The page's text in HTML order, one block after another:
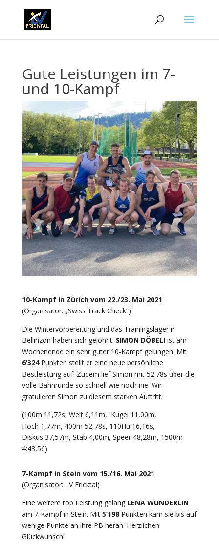
Gute Leistungen im 7-
und 10-Kampf
10-Kampf in Zürich vom 22./23. Mai 2021
(Organisator: „Swiss Track Check“)
Die Wintervorbereitung und das Trainingslager in
Bellinzon haben sich gelohnt. SIMON DÖBELIist am
Wochenende ein sehr guter 10-Kampf gelungen. Mit
6’324 Punkten stellt er eine neue persönliche
Bestleistung auf. Zudem lief Simon mit 52.78s über die
volle Bahnrunde so schnell wie noch nie. Wir
gratulieren Simon zu diesem starken Auftritt.
(100m 11,72s, Weit 6,11m, Kugel 11,00m,
Hoch 1,77m, 400m 52,78s, 110Hü 16,16s,
Diskus 37,57m, Stab 4,00m, Speer 48,28m, 1500m
4:43,56)
7-Kampf in Stein vom 15./16. Mai 2021
(Organisator: LV Fricktal)
Eine weitere top Leistung gelang LENA WUNDERLIN
am 7-Kampf in Stein. Mit 5’198 Punkten kam sie bis auf
wenige Punkte an ihre PB heran. Herzlichen
Glückwunsch!